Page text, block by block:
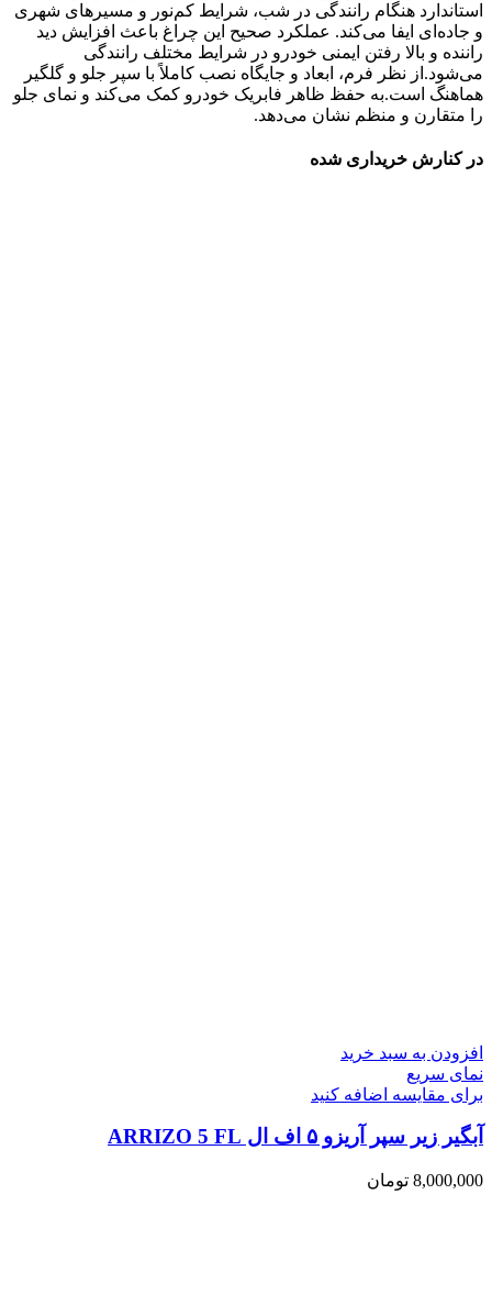
استاندارد هنگام رانندگی در شب، شرایط کم‌نور و مسیرهای شهری
و جاده‌ای ایفا می‌کند. عملکرد صحیح این چراغ باعث افزایش دید
راننده و بالا رفتن ایمنی خودرو در شرایط مختلف رانندگی
می‌شود.از نظر فرم، ابعاد و جایگاه نصب کاملاً با سپر جلو و گلگیر
هماهنگ است.به حفظ ظاهر فابریک خودرو کمک می‌کند و نمای جلو
را متقارن و منظم نشان می‌دهد.
در کنارش خریداری شده
افزودن به سبد خرید
نمای سریع
برای مقایسه اضافه کنید
آبگیر زیر سپر آریزو ۵ اف ال ARRIZO 5 FL
8,000,000 تومان